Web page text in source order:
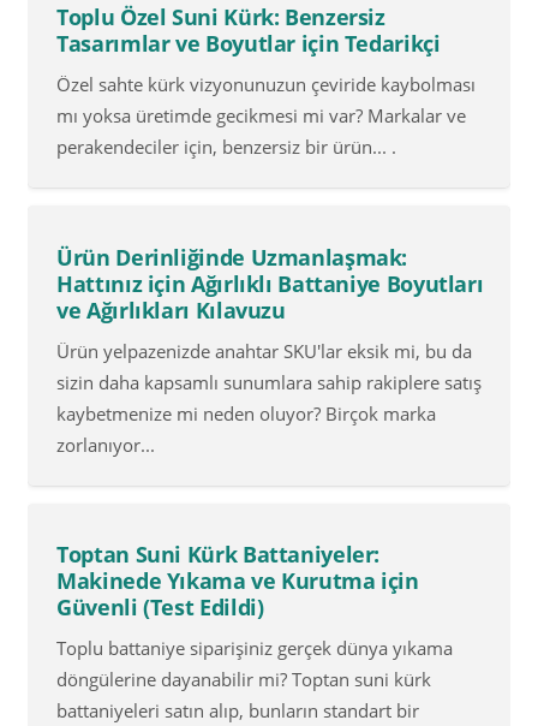
Toplu Özel Suni Kürk: Benzersiz
Tasarımlar ve Boyutlar için Tedarikçi
Özel sahte kürk vizyonunuzun çeviride kaybolması
mı yoksa üretimde gecikmesi mi var? Markalar ve
perakendeciler için, benzersiz bir ürün... .
Ürün Derinliğinde Uzmanlaşmak:
Hattınız için Ağırlıklı Battaniye Boyutları
ve Ağırlıkları Kılavuzu
Ürün yelpazenizde anahtar SKU'lar eksik mi, bu da
sizin daha kapsamlı sunumlara sahip rakiplere satış
kaybetmenize mi neden oluyor? Birçok marka
zorlanıyor...
Toptan Suni Kürk Battaniyeler:
Makinede Yıkama ve Kurutma için
Güvenli (Test Edildi)
Toplu battaniye siparişiniz gerçek dünya yıkama
döngülerine dayanabilir mi? Toptan suni kürk
battaniyeleri satın alıp, bunların standart bir